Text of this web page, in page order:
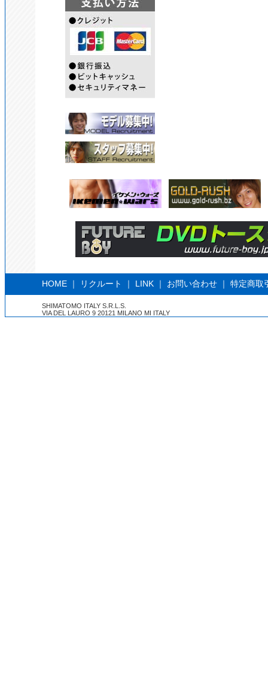
HOME ｜ リクルート ｜ LINK ｜ お問い合わせ ｜ 特定商取
SHIMATOMO ITALY S.R.L.S.
VIA DEL LAURO 9 20121 MILANO MI ITALY